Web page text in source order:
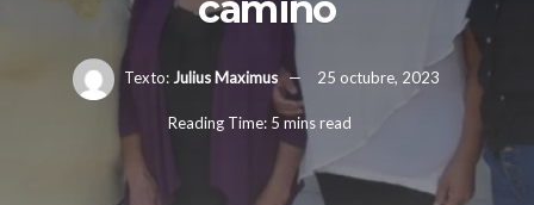
Texto: Julius Maximus 25 octubre, 2023
Reading Time: 5 mins read